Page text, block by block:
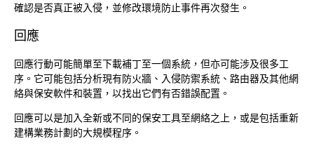
確認是否真正被入侵，並修改環境防止事件再次發生。
回應
回應行動可能簡單至下載補丁至一個系統，但亦可能涉及很多工
序。它可能包括分析現有防火牆、入侵防禦系統、路由器及其他網
絡與保安軟件和裝置，以找出它們有否錯誤配置。
回應可以是加入全新或不同的保安工具至網絡之上，或是包括重新
建構業務計劃的大規模程序。